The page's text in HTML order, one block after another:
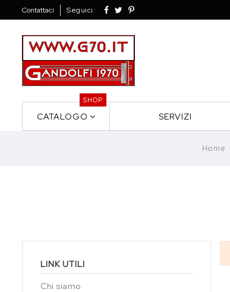
Contattaci Seguici:
CATALOGO
SHOP
SERVIZI
Home
LINK UTILI
Chi siamo